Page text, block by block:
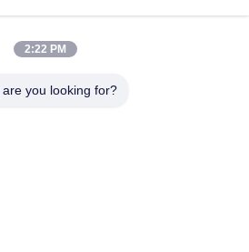
Treten Sie Mit Uns In
2:22 PM
you looking for?